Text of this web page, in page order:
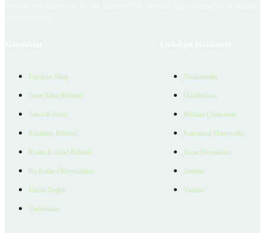
Emlakjet Blog
Satın Alma Rehberi
Satıcı Rehberi
Kiralama Rehberi
Konut Kredisi Rehberi
Ne Kadar Ödeyebilirim
Emlak Değeri
Verilerimiz
Hakkımızda
Ödüllerimiz
Reklam Çözümleri
Kurumsal Materyaller
İnsan Kaynakları
İletişim
Yardım